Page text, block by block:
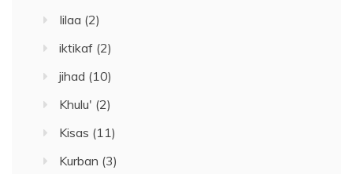
Iilaa (2)
iktikaf (2)
jihad (10)
Khulu' (2)
Kisas (11)
Kurban (3)